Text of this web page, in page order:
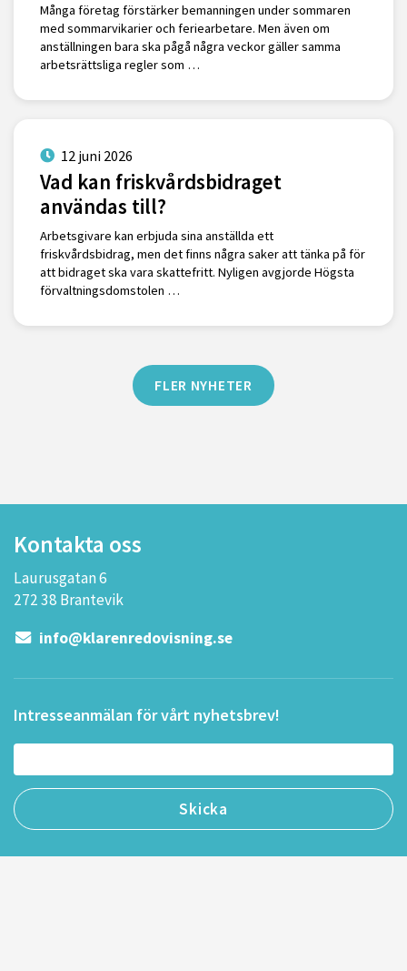
Många företag förstärker bemanningen under sommaren
med sommarvikarier och feriearbetare. Men även om
anställningen bara ska pågå några veckor gäller samma
arbetsrättsliga regler som …
12 juni 2026
Vad kan friskvårdsbidraget
användas till?
Arbetsgivare kan erbjuda sina anställda ett
friskvårdsbidrag, men det finns några saker att tänka på för
att bidraget ska vara skattefritt. Nyligen avgjorde Högsta
förvaltningsdomstolen …
FLER NYHETER
Kontakta oss
Laurusgatan 6
272 38 Brantevik
info@klarenredovisning.se
Intresseanmälan för vårt nyhetsbrev!